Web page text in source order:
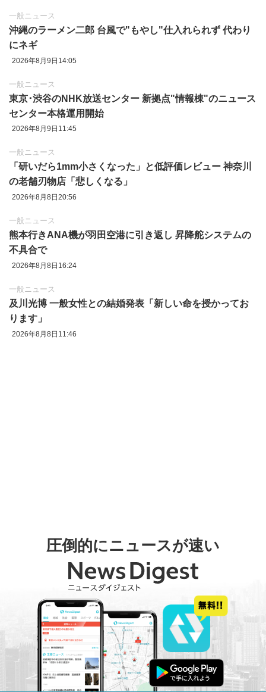
一般ニュース
沖縄のラーメン二郎 台風で"もやし"仕入れられず 代わり
にネギ
2026年8月9日14:05
一般ニュース
東京‪･‬渋谷のNHK放送センター 新拠点"情報棟"のニュース
センター本格運用開始
2026年8月9日11:45
一般ニュース
「研いだら1mm小さくなった」と低評価レビュー 神奈川
の老舗刃物店「悲しくなる」
2026年8月8日20:56
一般ニュース
熊本行きANA機が羽田空港に引き返し 昇降舵システムの
不具合で
2026年8月8日16:24
一般ニュース
及川光博 一般女性との結婚発表「新しい命を授かってお
ります」
2026年8月8日11:46
圧倒的にニュースが速い